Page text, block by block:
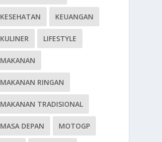
KESEHATAN KEUANGAN
KULINER LIFESTYLE
MAKANAN
MAKANAN RINGAN
MAKANAN TRADISIONAL
MASA DEPAN MOTOGP